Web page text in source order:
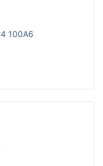
100A6